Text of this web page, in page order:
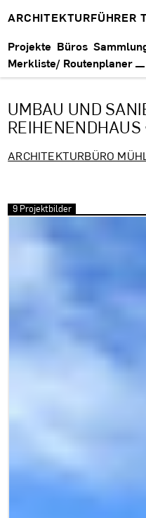
ARCHITEKTURFÜHRER
Projekte Büros
Merkliste/ Routenplaner
UMBAU UND
REIHENENDHAUS
ARCHITEKTURBÜRO
9 Projektbilder
Bilder überspringen